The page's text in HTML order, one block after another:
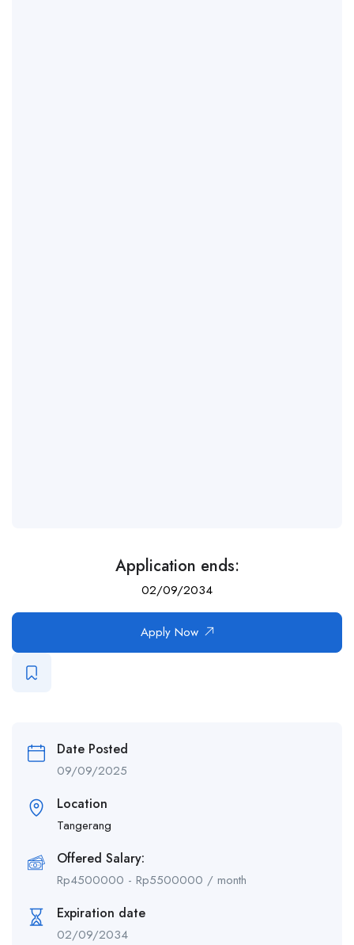
Application ends:
02/09/2034
Apply Now
Date Posted
09/09/2025
Location
Tangerang
Offered Salary:
Rp4500000 - Rp5500000 / month
Expiration date
02/09/2034